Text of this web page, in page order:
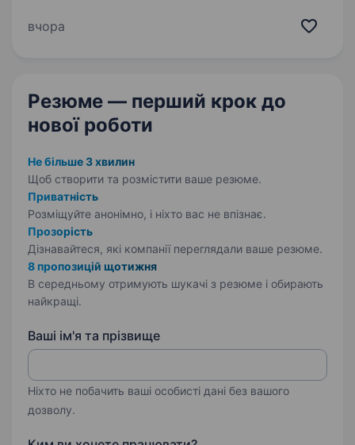
позиції за всіма фінансовими показниками
вчора
Резюме — перший крок до
нової роботи
Не більше 3 хвилин
Щоб створити та розмістити ваше резюме.
Приватність
Розміщуйте анонімно, і ніхто вас не впізнає.
Прозорість
Дізнавайтеся, які компанії переглядали ваше резюме.
8 пропозицій щотижня
В середньому отримують шукачі з резюме і обирають
найкращі.
Ваші ім'я та прізвище
Ніхто не побачить ваші особисті дані без вашого
дозволу.